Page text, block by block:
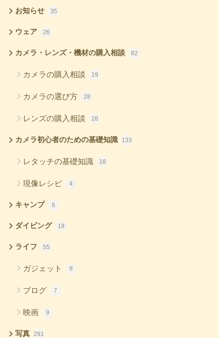
お知らせ 35
ウェア 26
カメラ・レンズ・機材の購入相談 82
カメラの購入相談 19
カメラの選び方 28
レンズの購入相談 28
カメラ初心者のための基礎知識 133
レタッチの基礎知識 18
現像レシピ 4
キャンプ 6
ダイビング 19
ライフ 55
ガジェット 8
ブログ 7
映画 9
写真 291